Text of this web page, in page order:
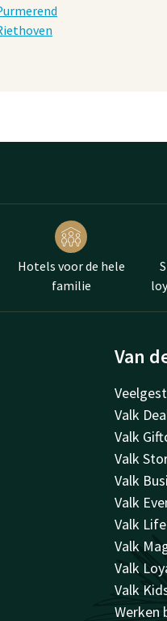
Hotels voor de hele
familie
Van
Valk
Valk
Valk
Valk
Valk
Valk Life
Valk
Valk
Valk
Werken